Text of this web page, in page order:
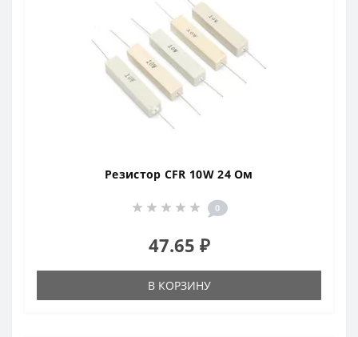
Резистор CFR 10W 24 Ом
0
47.65 ₽
В КОРЗИНУ